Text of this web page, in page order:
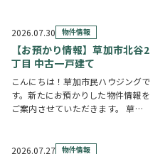
2026.07.30 物件情報
【お預かり情報】草加市北谷2
丁目 中古一戸建て
こんにちは！草加市民ハウジングで
す。新たにお預かりした物件情報を
ご案内させていただきます。 草加
角地に建つ、6LDKのお住まいで
2026.07.27 物件情報